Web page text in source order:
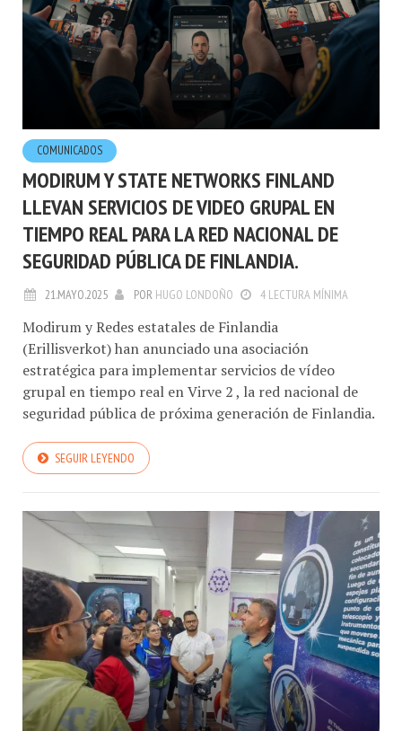
COMUNICADOS
MODIRUM Y STATE NETWORKS FINLAND
LLEVAN SERVICIOS DE VIDEO GRUPAL EN
TIEMPO REAL PARA LA RED NACIONAL DE
SEGURIDAD PÚBLICA DE FINLANDIA.
21.MAYO.2025 POR HUGO LONDOÑO 4 LECTURA MÍNIMA
Modirum y Redes estatales de Finlandia
(Erillisverkot) han anunciado una asociación
estratégica para implementar servicios de vídeo
grupal en tiempo real en Virve 2 , la red nacional de
seguridad pública de próxima generación de Finlandia.
SEGUIR LEYENDO